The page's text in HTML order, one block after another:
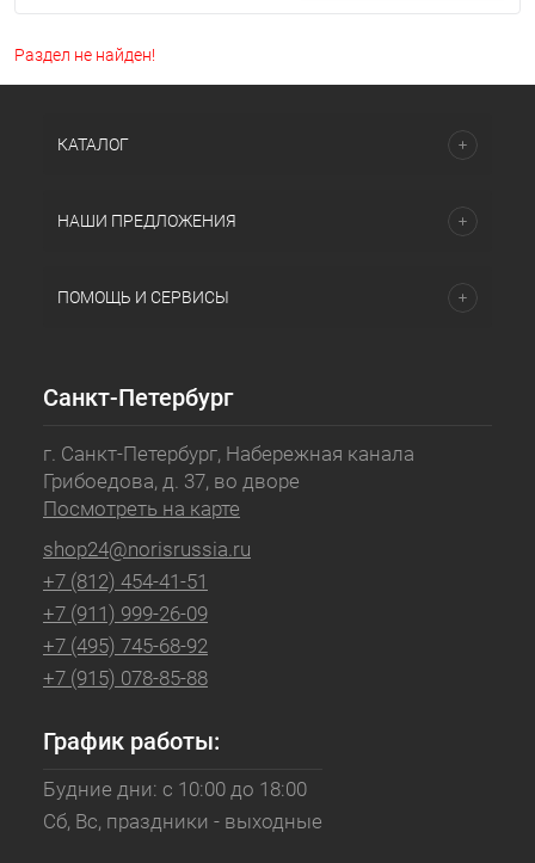
Раздел не найден!
КАТАЛОГ
НАШИ ПРЕДЛОЖЕНИЯ
ПОМОЩЬ И СЕРВИСЫ
Санкт-Петербург
г. Санкт-Петербург, Набережная канала
Грибоедова, д. 37, во дворе
Посмотреть на карте
shop24@norisrussia.ru
+7 (812) 454-41-51
+7 (911) 999-26-09
+7 (495) 745-68-92
+7 (915) 078-85-88
График работы:
Будние дни: с 10:00 до 18:00
Сб, Вс, праздники - выходные